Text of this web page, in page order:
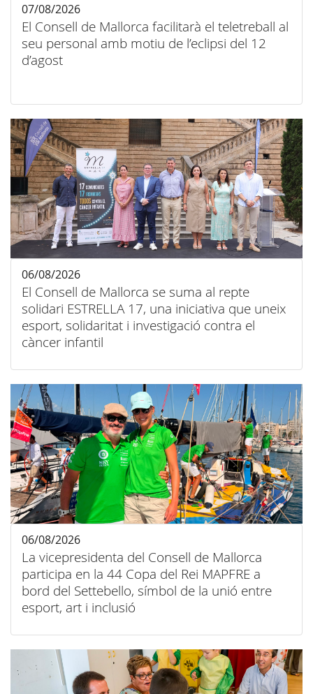
El Consell de Mallorca facilitarà el teletreball al
seu personal amb motiu de l’eclipsi del 12
d’agost
07/08/2026
El Consell de Mallorca se suma al repte
solidari ESTRELLA 17, una iniciativa que uneix
esport, solidaritat i investigació contra el
càncer infantil
06/08/2026
La vicepresidenta del Consell de Mallorca
participa en la 44 Copa del Rei MAPFRE a
bord del Settebello, símbol de la unió entre
esport, art i inclusió
06/08/2026